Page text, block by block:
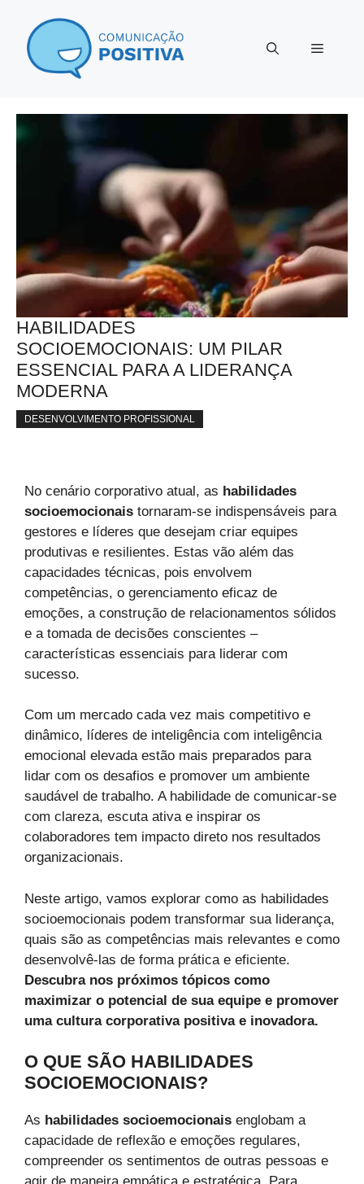
conteúdo
Menu
HABILIDADES
SOCIOEMOCIONAIS: UM PILAR
ESSENCIAL PARA A LIDERANÇA
MODERNA
DESENVOLVIMENTO PROFISSIONAL
No cenário corporativo atual, as habilidades
socioemocionais tornaram-se indispensáveis ​​para
gestores e líderes que desejam criar equipes
produtivas e resilientes. Estas vão além das
capacidades técnicas, pois envolvem
competências, o gerenciamento eficaz de
emoções, a construção de relacionamentos sólidos
e a tomada de decisões conscientes –
características essenciais para liderar com
sucesso.
Com um mercado cada vez mais competitivo e
dinâmico, líderes de inteligência com inteligência
emocional elevada estão mais preparados para
lidar com os desafios e promover um ambiente
saudável de trabalho. A habilidade de comunicar-se
com clareza, escuta ativa e inspirar os
colaboradores tem impacto direto nos resultados
organizacionais.
Neste artigo, vamos explorar como as habilidades
socioemocionais podem transformar sua liderança,
quais são as competências mais relevantes e como
desenvolvê-las de forma prática e eficiente.
Descubra nos próximos tópicos como
maximizar o potencial de sua equipe e promover
uma cultura corporativa positiva e inovadora.
O QUE SÃO HABILIDADES
SOCIOEMOCIONAIS?
As habilidades socioemocionais englobam a
capacidade de reflexão e emoções regulares,
compreender os sentimentos de outras pessoas e